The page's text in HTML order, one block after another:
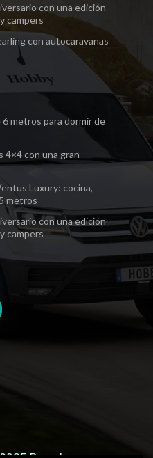
con una edición
campers
con autocaravanas
metros para dormir de
4×4 con una gran
Luxury: cocina,
metros
con una edición
campers